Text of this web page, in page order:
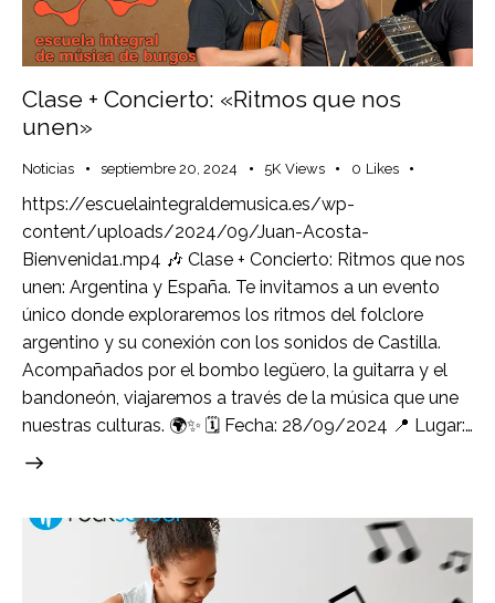
Clase + Concierto: «Ritmos que nos
unen»
Noticias septiembre 20, 2024 5K Views 0 Likes
https://escuelaintegraldemusica.es/wp-
content/uploads/2024/09/Juan-Acosta-
Bienvenida1.mp4 🎶 Clase + Concierto: Ritmos que nos
unen: Argentina y España. Te invitamos a un evento
único donde exploraremos los ritmos del folclore
argentino y su conexión con los sonidos de Castilla.
Acompañados por el bombo legüero, la guitarra y el
bandoneón, viajaremos a través de la música que une
nuestras culturas. 🌍✨ 🗓️ Fecha: 28/09/2024 📍 Lugar:…